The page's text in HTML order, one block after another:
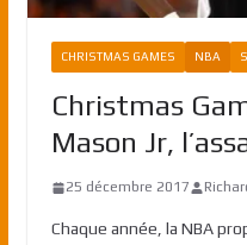
CHRISTMAS GAMES NBA
Christmas
Mason Jr,
25 décembre 2017
Chaque année, la NBA